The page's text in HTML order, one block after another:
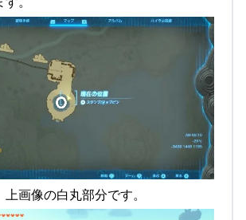
画像の白丸部分です。